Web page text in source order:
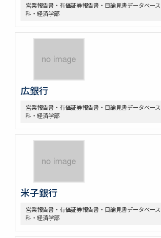
営業報告書・有価証券報告書・目論見書データベー
科・経済学部
広銀行
営業報告書・有価証券報告書・目論見書データベー
科・経済学部
米子銀行
営業報告書・有価証券報告書・目論見書データベー
科・経済学部